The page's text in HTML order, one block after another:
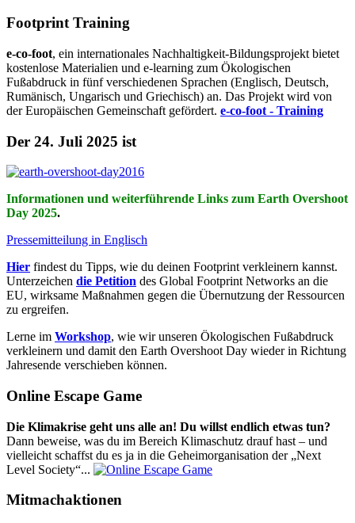
Footprint Training
e-co-foot, ein internationales Nachhaltigkeit-Bildungsprojekt bietet
kostenlose Materialien und e-learning zum Ökologischen
Fußabdruck in fünf verschiedenen Sprachen (Englisch, Deutsch,
Rumänisch, Ungarisch und Griechisch) an. Das Projekt wird von
der Europäischen Gemeinschaft gefördert. e-co-foot - Training
Der 24. Juli 2025 ist
Informationen und weiterführende Links zum Earth Overshoot
Day 2025.
Pressemitteilung in Englisch
Hier findest du Tipps, wie du deinen Footprint verkleinern kannst.
Unterzeichen die Petition des Global Footprint Networks an die
EU, wirksame Maßnahmen gegen die Übernutzung der Ressourcen
zu ergreifen.
Lerne im Workshop, wie wir unseren Ökologischen Fußabdruck
verkleinern und damit den Earth Overshoot Day wieder in Richtung
Jahresende verschieben können.
Online Escape Game
Die Klimakrise geht uns alle an! Du willst endlich etwas tun?
Dann beweise, was du im Bereich Klimaschutz drauf hast – und
vielleicht schaffst du es ja in die Geheimorganisation der „Next
Level Society“...
Mitmachaktionen